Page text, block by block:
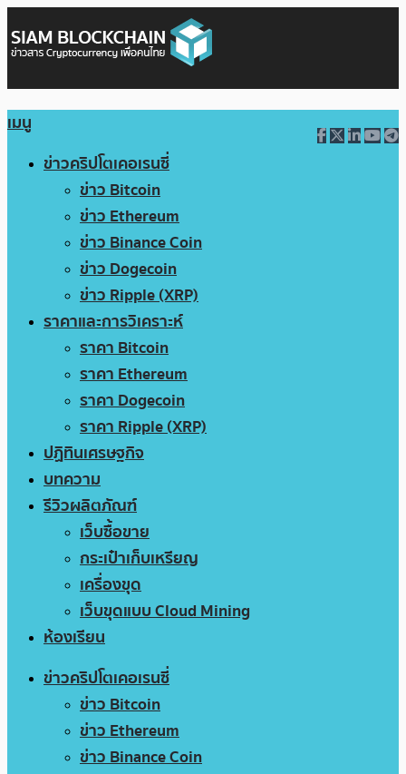
เมนู
ข่าวคริปโตเคอเรนซี่
ข่าว Bitcoin
ข่าว Ethereum
ข่าว Binance Coin
ข่าว Dogecoin
ข่าว Ripple (XRP)
ราคาและการวิเคราะห์
ราคา Bitcoin
ราคา Ethereum
ราคา Dogecoin
ราคา Ripple (XRP)
ปฏิทินเศรษฐกิจ
บทความ
รีวิวผลิตภัณฑ์
เว็บซื้อขาย
กระเป๋าเก็บเหรียญ
เครื่องขุด
เว็บขุดแบบ Cloud Mining
ห้องเรียน
ข่าวคริปโตเคอเรนซี่
ข่าว Bitcoin
ข่าว Ethereum
ข่าว Binance Coin